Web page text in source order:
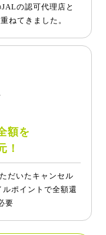
の認可代理店と
ねてきました。
額を
！
だいたキャンセル
ポイントで全額還
要